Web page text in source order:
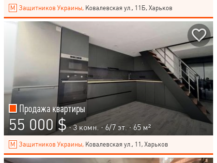
Защитников Украины, Ковалевская ул., 11Б, Харьков
Продажа квартиры
55 000 $ · 3 комн. · 6/7 эт. · 65 м²
Защитников Украины, Ковалевская ул., 11, Харьков